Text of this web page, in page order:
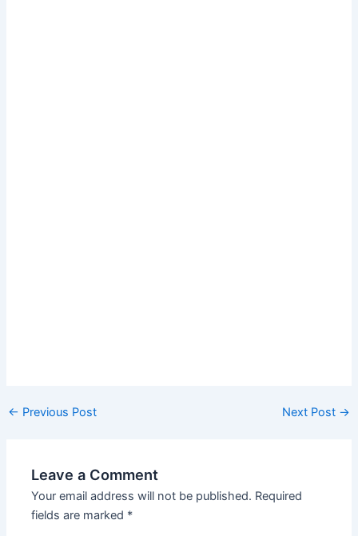
Post
← Previous Post Next Post →
Leave a Comment
Your email address will not be published. Required
fields are marked *